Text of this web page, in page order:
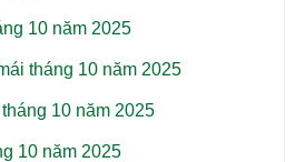
10 năm 2025
tháng 10 năm 2025
10 năm 2025
10 năm 2025